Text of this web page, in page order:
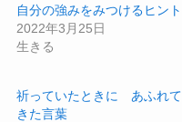
自分の強みをみつけるヒント
2022年3月25日
生きる
祈っていたときに あふれて
きた言葉